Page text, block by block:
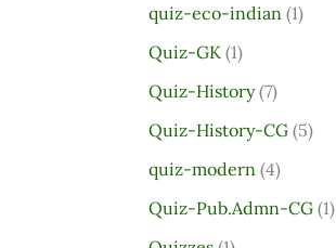
quiz-eco-indian (1)
Quiz-GK (1)
Quiz-History(7)
Quiz-History-CG(5)
quiz-modern (4)
Quiz-Pub.Admn-CG(1)